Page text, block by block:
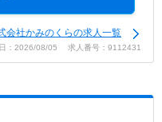
会社かみのくらの求人一覧
：2026/08/05 求人番号：9112431